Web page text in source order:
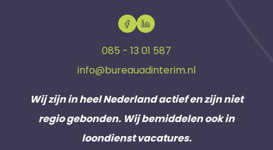
085 - 13 01 587
info@bureauadinterim.nl
Wij zijn in heel Nederland actief en zijn niet
regio gebonden. Wij bemiddelen ook in
loondienst vacatures.